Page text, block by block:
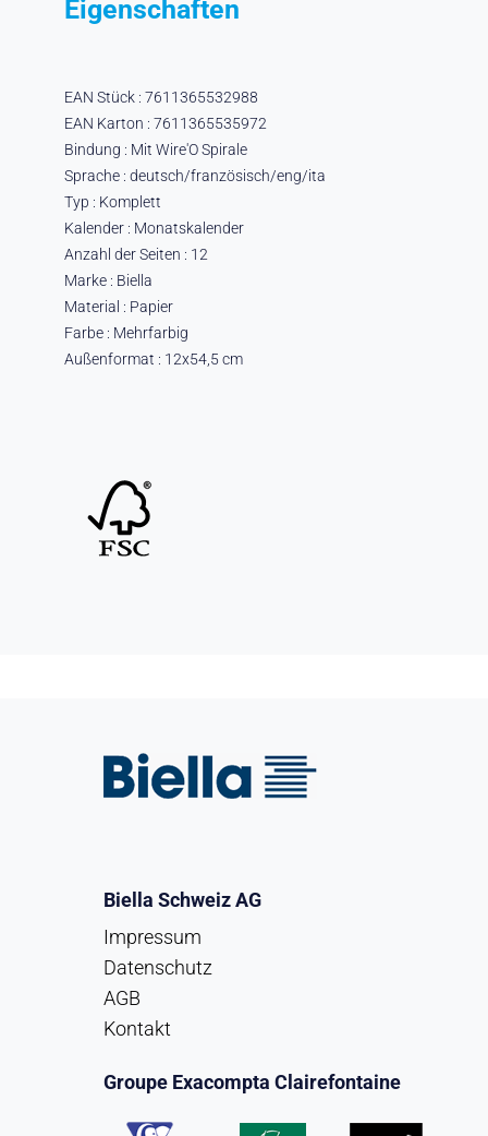
Eigenschaften
EAN Stück : 7611365532988
EAN Karton : 7611365535972
Bindung : Mit Wire'O Spirale
Sprache : deutsch/französisch/eng/ita
Typ : Komplett
Kalender : Monatskalender
Anzahl der Seiten : 12
Marke : Biella
Material : Papier
Farbe : Mehrfarbig
Außenformat : 12x54,5 cm
Biella Schweiz AG
Impressum
Datenschutz
AGB
Kontakt
Groupe Exacompta Clairefontaine